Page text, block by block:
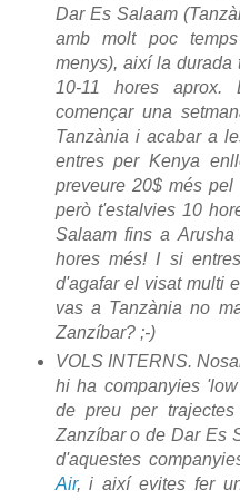
Dar Es Salaam
amb molt poc
menys), així la durada
10-11 hores
començar una
Tanzània i acabar a
entres per Kenya
preveure 20$ més
però t'estalvies 10
Salaam fins a
hores més! I si
d'agafar el visat multi
vas a Tanzània no
Zanzíbar? ;-)
VOLS INTERNS.
hi ha companyies
de preu per
Zanzíbar o de Dar Es
d'aquestes
Air, i així evites fer